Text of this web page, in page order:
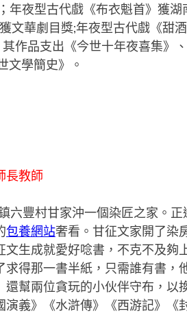
年夜型古代戲《布衣魁首》獲
文華劇目獎;年夜型古代戲《甜
作品支出《今世十年夜喜集》
學簡史》。
長教師
豐村甘家沖一個染匠之家。
包養網站奢看。甘征文家開了染
生成就愛好唸書，不克不及
得那一書半紙，只需誰有書，
幫兩位貪玩的小伙伴守布，
義》《水滸傳》《西游記》